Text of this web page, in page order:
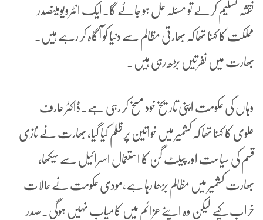
نقشہ تسلیم کرلے تو مسئلہ حل ہو جائے گا۔ایک انٹرویومیںصدر
مملکت کا کہنا تھا کہ بھارتی مظالم سے دنیا کو آگاہ کر رہے ہیں۔
بھارت میں نفرتیں بڑھ رہی ہیں۔
وہاں کی حکومت اپنی تاریخ خود مسخ کر رہی ہے۔ڈاکٹر عارف
علوی کا کہنا تھا کہ کشمیر میں خواتین پر ظلم کیا گیا، بھارت نے نازی
قسم کی سیاست اور پیلٹ گن کا استعمال اسرائیل سے سیکھا،
بھارت کشمیر میں مظالم بڑھا رہا ہے،مودی حکومت نے حالات
خراب کیے لیکن وہ اپنے عزائم میں کامیاب نہیں ہوگی۔صدر